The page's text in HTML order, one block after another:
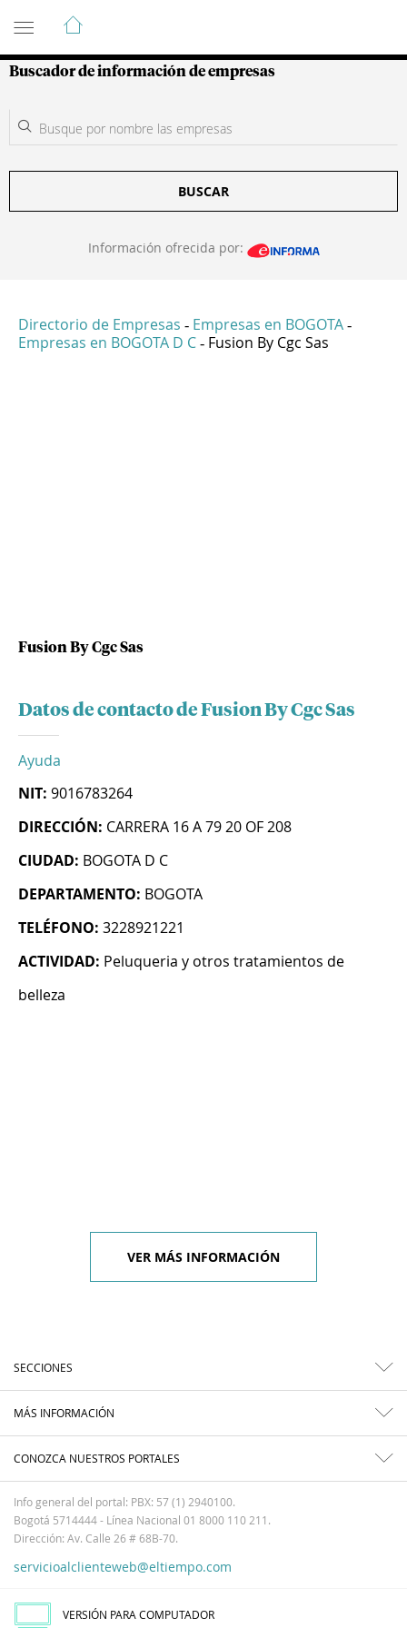
Guía de Empresas Colombianas
Buscador de información de empresas
BUSCAR
Información ofrecida por:
Directorio de Empresas - Empresas en BOGOTA -
Empresas en BOGOTA D C - Fusion By Cgc Sas
Fusion By Cgc Sas
Datos de contacto de Fusion By Cgc Sas
Ayuda
NIT: 9016783264
DIRECCIÓN: CARRERA 16 A 79 20 OF 208
CIUDAD: BOGOTA D C
DEPARTAMENTO: BOGOTA
TELÉFONO: 3228921221
ACTIVIDAD: Peluqueria y otros tratamientos de
belleza
VER MÁS INFORMACIÓN
SECCIONES
MÁS INFORMACIÓN
CONOZCA NUESTROS PORTALES
Info general del portal: PBX: 57 (1) 2940100.
Bogotá 5714444 - Línea Nacional 01 8000 110 211.
Dirección: Av. Calle 26 # 68B-70.
servicioalclienteweb@eltiempo.com
VERSIÓN PARA COMPUTADOR